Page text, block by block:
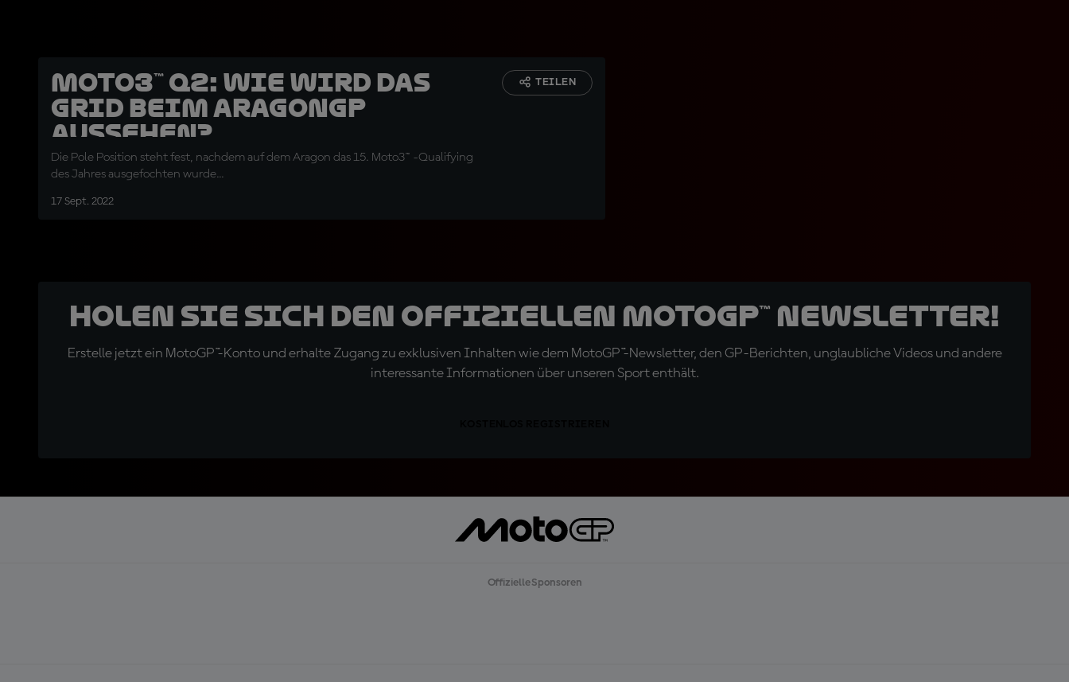
Moto3™ Q2: Wie wird das
Grid beim AragonGP
aussehen?
Die Pole Position steht fest, nachdem auf dem Aragon das 15. Moto3™ -Qualifying
des Jahres ausgefochten wurde...
17 Sept. 2022
TEILEN
Holen Sie sich den offiziellen MotoGP™ Newsletter!
Erstelle jetzt ein MotoGP™-Konto und erhalte Zugang zu exklusiven Inhalten wie dem MotoGP™-Newsletter, den GP-Berichten, unglaubliche Videos und andere
interessante Informationen über unseren Sport enthält.
Offizielle Sponsoren